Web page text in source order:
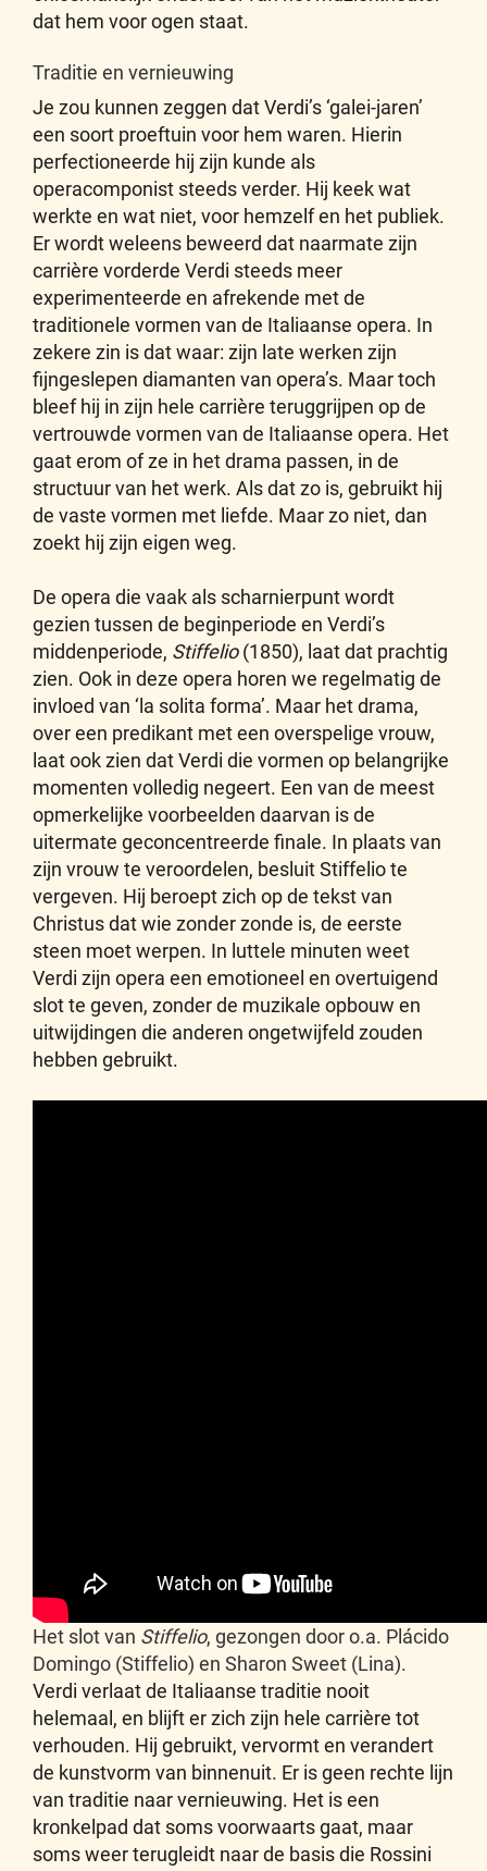
dat hem voor ogen staat.
Traditie en vernieuwing
Je zou kunnen zeggen dat Verdi’s ‘galei-jaren’
een soort proeftuin voor hem waren. Hierin
perfectioneerde hij zijn kunde als
operacomponist steeds verder. Hij keek wat
werkte en wat niet, voor hemzelf en het publiek.
Er wordt weleens beweerd dat naarmate zijn
carrière vorderde Verdi steeds meer
experimenteerde en afrekende met de
traditionele vormen van de Italiaanse opera. In
zekere zin is dat waar: zijn late werken zijn
fijngeslepen diamanten van opera’s. Maar toch
bleef hij in zijn hele carrière teruggrijpen op de
vertrouwde vormen van de Italiaanse opera. Het
gaat erom of ze in het drama passen, in de
structuur van het werk. Als dat zo is, gebruikt hij
de vaste vormen met liefde. Maar zo niet, dan
zoekt hij zijn eigen weg.
De opera die vaak als scharnierpunt wordt
gezien tussen de beginperiode en Verdi’s
middenperiode, Stiffelio(1850), laat dat prachtig
zien. Ook in deze opera horen we regelmatig de
invloed van ‘la solita forma’. Maar het drama,
over een predikant met een overspelige vrouw,
laat ook zien dat Verdi die vormen op belangrijke
momenten volledig negeert. Een van de meest
opmerkelijke voorbeelden daarvan is de
uitermate geconcentreerde finale. In plaats van
zijn vrouw te veroordelen, besluit Stiffelio te
vergeven. Hij beroept zich op de tekst van
Christus dat wie zonder zonde is, de eerste
steen moet werpen. In luttele minuten weet
Verdi zijn opera een emotioneel en overtuigend
slot te geven, zonder de muzikale opbouw en
uitwijdingen die anderen ongetwijfeld zouden
hebben gebruikt.
Het slot van Stiffelio, gezongen door o.a. Plácido
Domingo (Stiffelio) en Sharon Sweet (Lina).
Verdi verlaat de Italiaanse traditie nooit
helemaal, en blijft er zich zijn hele carrière tot
verhouden. Hij gebruikt, vervormt en verandert
de kunstvorm van binnenuit. Er is geen rechte lijn
van traditie naar vernieuwing. Het is een
kronkelpad dat soms voorwaarts gaat, maar
soms weer terugleidt naar de basis die Rossini